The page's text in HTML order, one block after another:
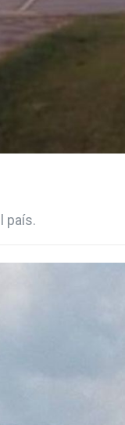
país.